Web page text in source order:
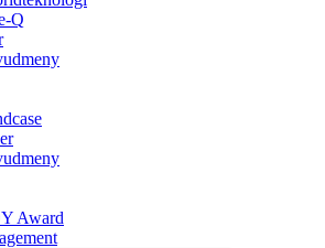
Q
Award